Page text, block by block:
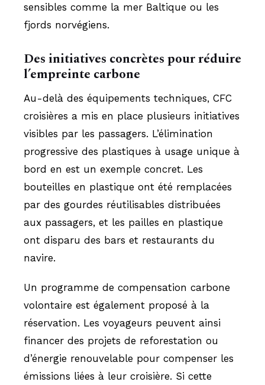
sensibles comme la mer Baltique ou les
fjords norvégiens.
Des initiatives concrètes pour réduire
l’empreinte carbone
Au-delà des équipements techniques, CFC
croisières a mis en place plusieurs initiatives
visibles par les passagers. L’élimination
progressive des plastiques à usage unique à
bord en est un exemple concret. Les
bouteilles en plastique ont été remplacées
par des gourdes réutilisables distribuées
aux passagers, et les pailles en plastique
ont disparu des bars et restaurants du
navire.
Un programme de compensation carbone
volontaire est également proposé à la
réservation. Les voyageurs peuvent ainsi
financer des projets de reforestation ou
d’énergie renouvelable pour compenser les
émissions liées à leur croisière. Si cette